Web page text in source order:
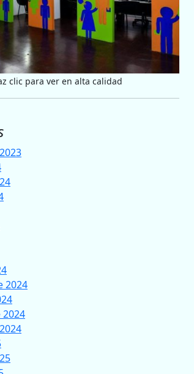
clic para ver en alta calidad
2024